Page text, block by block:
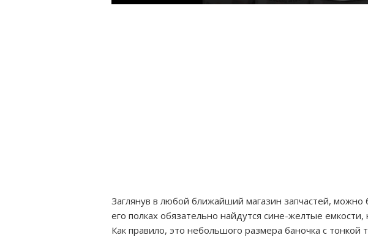
Заглянув в любой ближайший магазин запчастей,
его полках обязательно найдутся сине-желтые
Как правило, это небольшого размера баночка с